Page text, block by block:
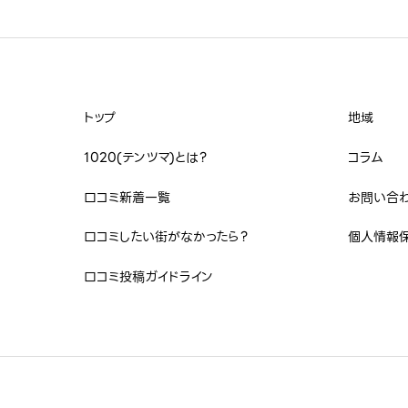
買い物

病院・クリニック
トップ
1020(テンツマ)とは？
口コミ新着一覧
口コミしたい街がなかったら？
口コミ投稿ガイドライン
地域
コラム
お問い合
個人情報